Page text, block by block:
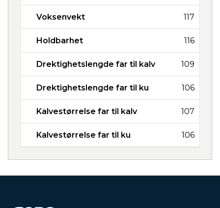
Voksenvekt 117
Holdbarhet 116
Drektighetslengde far til kalv 109
Drektighetslengde far til ku 106
Kalvestørrelse far til kalv 107
Kalvestørrelse far til ku 106